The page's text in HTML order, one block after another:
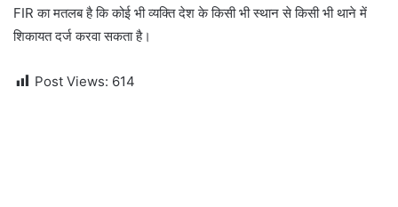
FIR का मतलब है कि कोई भी व्यक्ति देश के किसी भी स्थान से किसी भी थाने में
शिकायत दर्ज करवा सकता है।
Post Views: 614